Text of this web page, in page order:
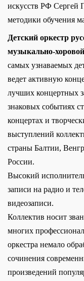
искусств РФ Сергей
методики обучения
Детский оркестр
музыкально-
самых узнаваемых
ведет активную
лучших концертных
знаковых событиях
концертах и
выступлений
страны Балтии,
России.
Высокий
записи на радио и
видеозаписи.
Коллектив носит
многих
оркестра немало
сочинения
произведений